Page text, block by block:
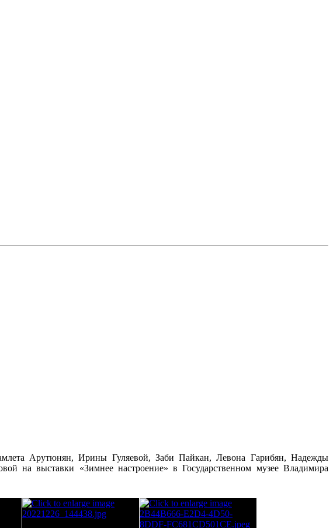
Арутюнян, Ирины Гуляевой, Заби Пайкан, Левона Гарибян, Надежды
выставки «Зимнее настроение» в Государственном музее Владимира